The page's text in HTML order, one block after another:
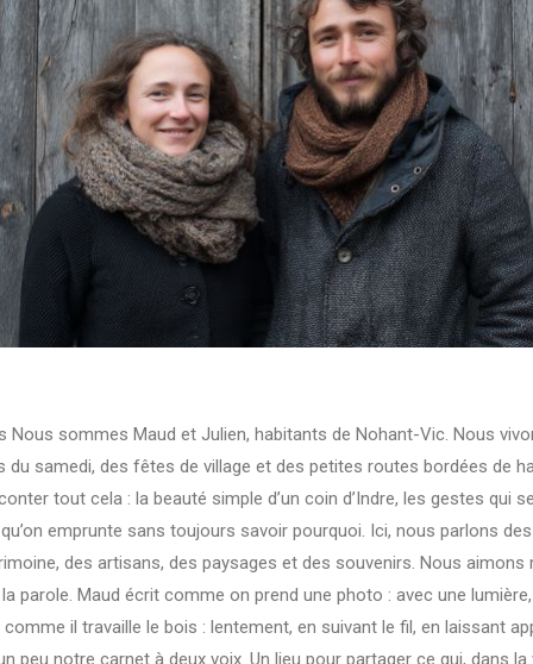
Nous sommes Maud et Julien, habitants de Nohant-Vic. Nous
du samedi, des fêtes de village et des petites routes bordées de
tout cela : la beauté simple d’un coin d’Indre, les gestes qui
emprunte sans toujours savoir pourquoi. Ici, nous parlons
des artisans, des paysages et des souvenirs. Nous aimons
parole. Maud écrit comme on prend une photo : avec une
il travaille le bois : lentement, en suivant le fil, en laissant
peu notre carnet à deux voix. Un lieu pour partager ce qui, dans